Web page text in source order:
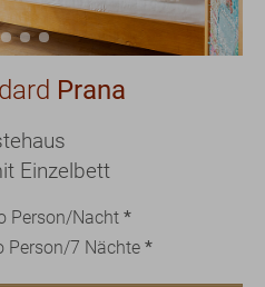
Prana
Einzelbett
Person/Nacht *
Person/7 Nächte *